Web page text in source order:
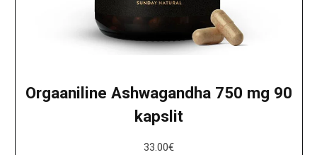
Orgaaniline Ashwagandha 750 mg 90
kapslit
33.00€